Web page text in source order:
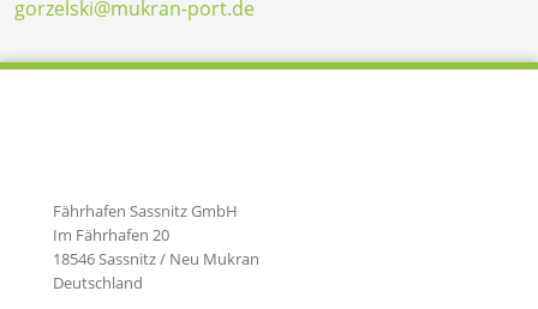
gorzelski@mukran-port.de
Fährhafen Sassnitz GmbH
Im Fährhafen 20
18546 Sassnitz / Neu Mukran
Deutschland